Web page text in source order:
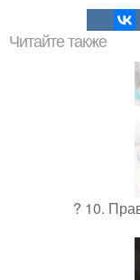
Читайте также
? 10.